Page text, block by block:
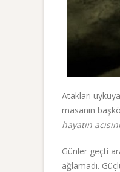
Atakları
masanın
hayatın
Günler geçti
ağlamadı.